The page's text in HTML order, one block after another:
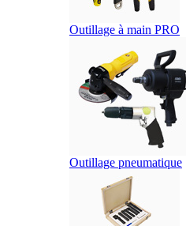
Outillage à main PRO
Outillage pneumatique